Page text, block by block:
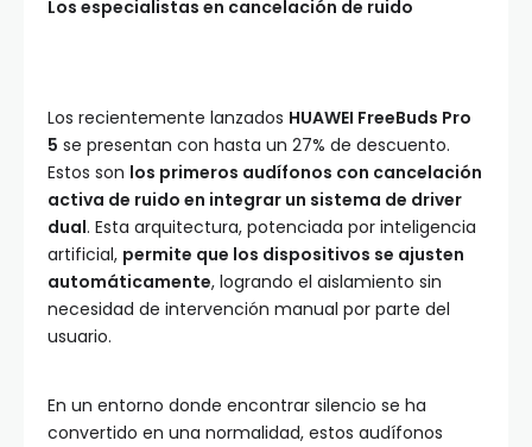
Los especialistas en cancelación de ruido
Los recientemente lanzados HUAWEI FreeBuds Pro
5 se presentan con hasta un 27% de descuento.
Estos son los primeros audífonos con cancelación
activa de ruido en integrar un sistema de driver
dual. Esta arquitectura, potenciada por inteligencia
artificial, permite que los dispositivos se ajusten
automáticamente, logrando el aislamiento sin
necesidad de intervención manual por parte del
usuario.
En un entorno donde encontrar silencio se ha
convertido en una normalidad, estos audífonos